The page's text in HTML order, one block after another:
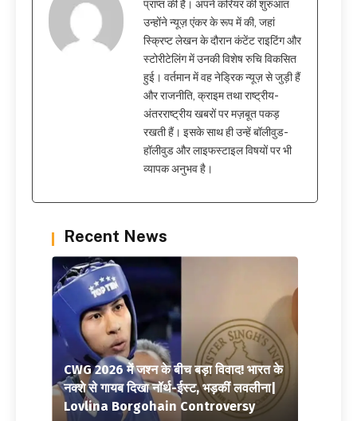
प्राप्त की है। अपने करियर की शुरुआत
उन्होंने न्यूज़ एंकर के रूप में की, जहां
स्क्रिप्ट लेखन के दौरान कंटेंट राइटिंग और
स्टोरीटेलिंग में उनकी विशेष रुचि विकसित
हुई। वर्तमान में वह नेड्रिक न्यूज़ से जुड़ी हैं
और राजनीति, क्राइम तथा राष्ट्रीय-
अंतरराष्ट्रीय खबरों पर मज़बूत पकड़
रखती हैं। इसके साथ ही उन्हें बॉलीवुड-
हॉलीवुड और लाइफस्टाइल विषयों पर भी
व्यापक अनुभव है।
Recent News
CWG 2026 में जश्न के बीच बड़ा विवाद! भारत के
नक्शे से गायब दिखा नॉर्थ-ईस्ट, भड़कीं लवलीना|
Lovlina Borgohain Controversy